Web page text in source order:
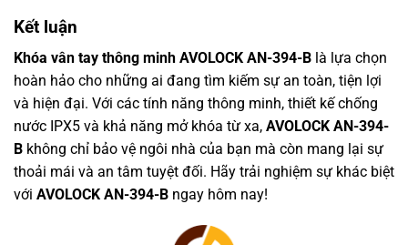
Kết luận
Khóa vân tay thông minh AVOLOCK AN-394-B là lựa chọn
hoàn hảo cho những ai đang tìm kiếm sự an toàn, tiện lợi
và hiện đại. Với các tính năng thông minh, thiết kế chống
nước IPX5 và khả năng mở khóa từ xa, AVOLOCK AN-394-
B không chỉ bảo vệ ngôi nhà của bạn mà còn mang lại sự
thoải mái và an tâm tuyệt đối. Hãy trải nghiệm sự khác biệt
với AVOLOCK AN-394-B ngay hôm nay!